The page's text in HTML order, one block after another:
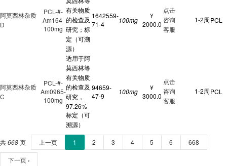
阿莫西林杂质
D
PCL-#-
Am164-
100mg
有关物质
的检查及
研究；标
定（可溯
源）
1642559-
71-4
100mg
¥
2000.0
点击
咨询
客服
1-2周PCL
阿莫西林杂质
C
PCL-#-
Am0965-
100mg
适用于阿
莫西林等
有关物质
的检查及
研究，
97.26%
标定（可
溯源）
94659-
47-9
100mg
¥
3000.0
点击
咨询
客服
1-2周PCL
共668页 上一页 1 2 3 4 5 6 668
下一页 ›